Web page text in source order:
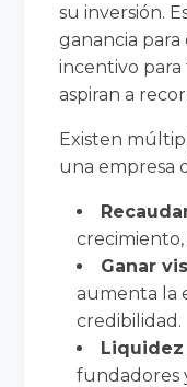
su inversión.
ganancia
incentivo
aspiran a
Existen
una empresa
crecimiento,
Ganar
aumenta la
credibilidad.
Liquidez
fundadores